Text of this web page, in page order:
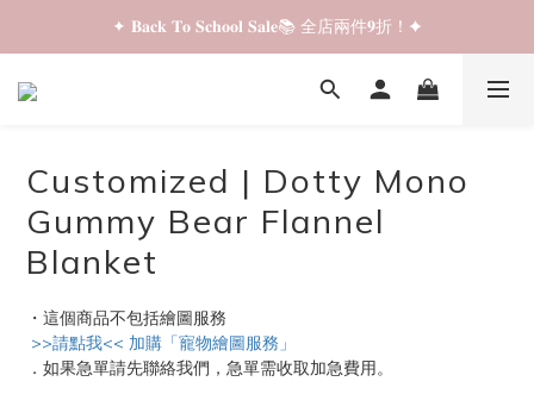
✦ 𝐁𝐚𝐜𝐤 𝐓𝐨 𝐒𝐜𝐡𝐨𝐨𝐥 𝐒𝐚𝐥𝐞📚 全店兩件𝟗折！✦
✦ 𝐁𝐚𝐜𝐤 𝐓𝐨 𝐒𝐜𝐡𝐨𝐨𝐥 𝐒𝐚𝐥𝐞📚 全店兩件𝟗折！✦
✦ 全店購物滿 𝐇𝐊𝐃𝟑𝟓𝟎 即享順豐站/智能櫃免運費！✦
Customized | Dotty Mono
Gummy Bear Flannel
Blanket
・這個商品不包括繪圖服務
>>請點我<< 加購「寵物繪圖服務」
．如果急單請先聯絡我們，急單需收取加急費用。